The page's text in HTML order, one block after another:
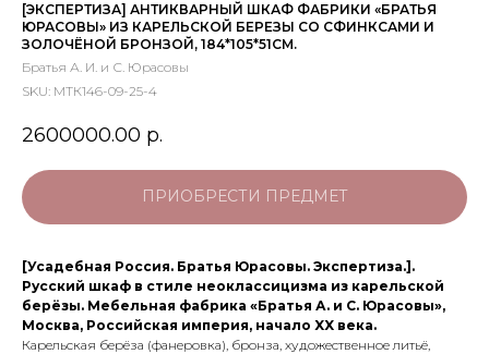
[ЭКСПЕРТИЗА] АНТИКВАРНЫЙ ШКАФ ФАБРИКИ «БРАТЬЯ
ЮРАСОВЫ» ИЗ КАРЕЛЬСКОЙ БЕРЕЗЫ СО СФИНКСАМИ И
ЗОЛОЧЁНОЙ БРОНЗОЙ, 184*105*51СМ.
Братья А. И. и С. Юрасовы
SKU: МТК146-09-25-4
2600000.00 р.
ПРИОБРЕСТИ ПРЕДМЕТ
[Усадебная Россия. Братья Юрасовы. Экспертиза.].
Русский шкаф в стиле неоклассицизма из карельской
берёзы. Мебельная фабрика «Братья А. и С. Юрасовы»,
Москва, Российская империя, начало XX века.
Карельская берёза (фанеровка), бронза, художественное литьё,